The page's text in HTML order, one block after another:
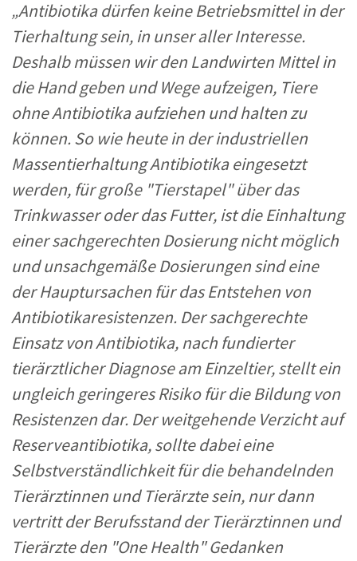
„Antibiotika dürfen keine Betriebsmittel in der
Tierhaltung sein, in unser aller Interesse.
Deshalb müssen wir den Landwirten Mittel in
die Hand geben und Wege aufzeigen, Tiere
ohneAntibiotika aufziehen und halten zu
können. So wie heute in der industriellen
Massentierhaltung Antibiotika eingesetzt
werden, für große "Tierstapel" über das
Trinkwasser oder das Futter, ist die Einhaltung
einer sachgerechten Dosierung nicht möglich
undunsachgemäße Dosierungen sind eine
der Hauptursachen fürdas Entstehen von
Antibiotikaresistenzen. Der sachgerechte
Einsatz von Antibiotika, nach fundierter
tierärztlicher Diagnose am Einzeltier, stellt ein
ungleich geringeres Risiko für die Bildung von
Resistenzen dar. Der weitgehende Verzicht auf
Reserveantibiotika, sollte dabei eine
Selbstverständlichkeit für die behandelnden
Tierärztinnen und Tierärzte sein, nur dann
vertritt der Berufsstand der Tierärztinnen und
Tierärzte den "One Health" Gedanken